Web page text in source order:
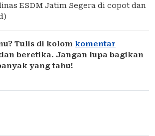
ESDM Jatim Segera di copot dan
Tulis di kolom komentar
beretika. Jangan lupa bagikan
yang tahu!